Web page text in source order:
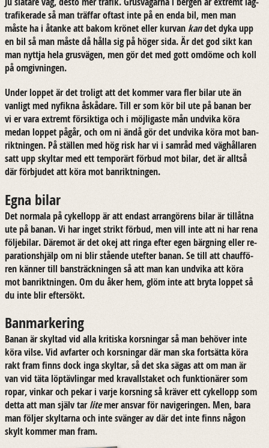
tra­fi­ke­ra­de så man träf­far of­tast inte på en enda bil, men man
måste ha i åtan­ke att bakom krö­net eller kur­van kandet dyka upp
en bil så man måste då hålla sig på höger sida. Är det god sikt kan
man nytt­ja hela grus­vä­gen, men gör det med gott om­dö­me och koll
på om­giv­ning­en.
Under lop­pet är det tro­ligt att det kom­mer vara fler bilar ute än
van­ligt med ny­fik­na åskå­da­re. Till er som kör bil ute på banan ber
vi er vara ex­tremt för­sik­ti­ga och i möj­li­gas­te mån und­vi­ka köra
medan lop­pet pågår, och om ni ändå gör det und­vi­ka köra mot ban­
rikt­ning­en. På stäl­len med hög risk har vi i sam­råd med väg­hål­la­ren
satt upp skyl­tar med ett tem­po­rärt för­bud mot bilar, det är allt­så
där för­bju­det att köra mot ban­rikt­ning­en.
Egna bilar
Det nor­ma­la på cy­kel­lopp är att en­dast ar­ran­gö­rens bilar är tillåt­na
ute på banan. Vi har inget strikt för­bud, men vill inte att ni har rena
föl­je­bi­lar. Där­e­mot är det okej att ringa efter egen bärg­ning eller re­
pa­ra­tions­hjälp om ni blir stå­en­de ut­ef­ter banan. Se till att chauf­fö­
ren kän­ner till ban­sträck­ning­en så att man kan und­vi­ka att köra
mot ban­rikt­ning­en. Om du åker hem, glöm inte att bryta lop­pet så
du inte blir ef­ter­sökt.
Banmarkering
Banan är skyl­tad vid alla kri­tis­ka kors­ning­ar så man be­hö­ver inte
köra vilse. Vid av­far­ter och kors­ning­ar där man ska fort­sät­ta köra
rakt fram finns dock inga skyl­tar, så det ska sägas att om man är
van vid täta löp­täv­ling­ar med kra­vall­sta­ket och funk­tio­nä­rer som
ropar, vin­kar och pekar i varje kors­ning så krä­ver ett cy­kel­lopp som
detta att man själv tarlitemer an­svar för na­vi­ge­ring­en. Men, bara
man föl­jer skyl­tar­na och inte sväng­er av där det inte finns någon
skylt kom­mer man fram.